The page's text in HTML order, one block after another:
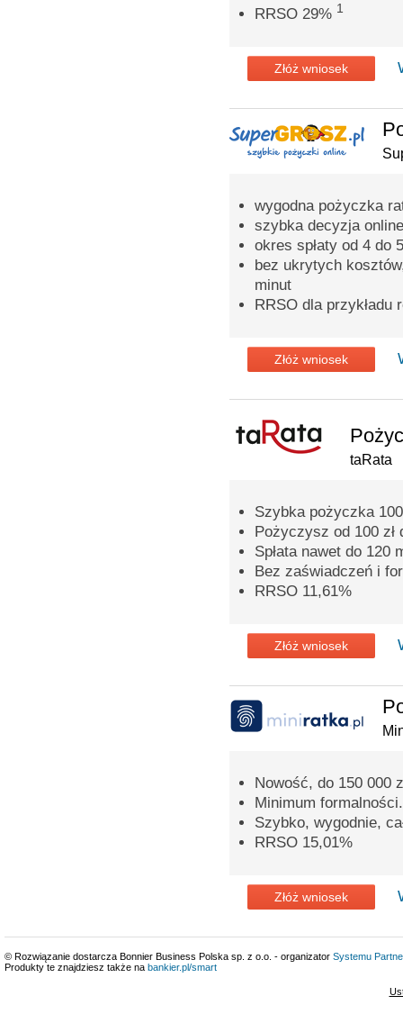
RRSO 29% 1
Złóż wniosek
wygodna pożyczka
szybka decyzja
okres spłaty od 4 do
bez ukrytych
minut
RRSO dla przykładu
Złóż wniosek
taRata
Szybka pożyczka
Pożyczysz od 100 zł
Spłata nawet do 120
Bez zaświadczeń i
RRSO 11,61%
Złóż wniosek
Nowość, do 150 000
Minimum formalności.
Szybko, wygodnie,
RRSO 15,01%
Złóż wniosek
© Rozwiązanie dostarcza Bonnier Business Polska sp. z o.o. - organizator Systemu
Produkty te znajdziesz także na bankier.pl/smart